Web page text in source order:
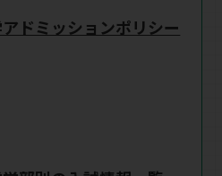
ドミッションポリシー